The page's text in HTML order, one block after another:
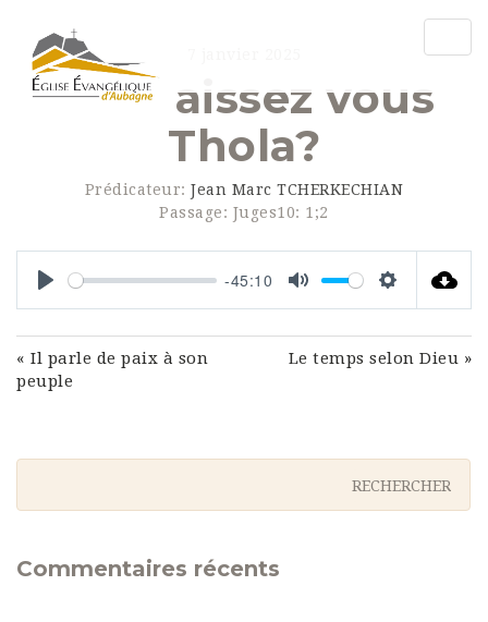
Connaissez vous
Thola?
Prédicateur: Jean Marc TCHERKECHIAN
Passage: Juges10: 1;2
Play
-45:10
Mute Settings
« Il parle de paix à son
peuple
Le temps selon Dieu »
Commentaires récents